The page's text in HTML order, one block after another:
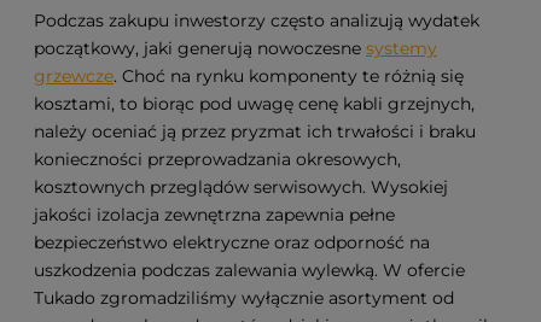
Podczas zakupu inwestorzy często analizują wydatek
początkowy, jaki generują nowoczesne systemy
grzewcze. Choć na rynku komponenty te różnią się
kosztami, to biorąc pod uwagę cenę kabli grzejnych,
należy oceniać ją przez pryzmat ich trwałości i braku
konieczności przeprowadzania okresowych,
kosztownych przeglądów serwisowych. Wysokiej
jakości izolacja zewnętrzna zapewnia pełne
bezpieczeństwo elektryczne oraz odporność na
uszkodzenia podczas zalewania wylewką. W ofercie
Tukado zgromadziliśmy wyłącznie asortyment od